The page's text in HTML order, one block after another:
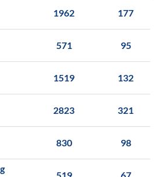
1962 177
571 95
1519 132
2823 321
830 98